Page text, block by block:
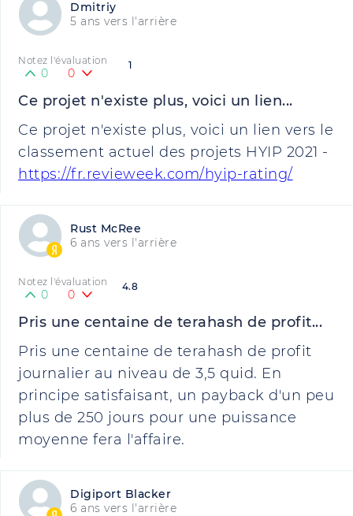
Dmitriy
5 ans vers l'arrière
1
Notez l'évaluation
0 0
Ce projet n'existe plus, voici un lien...
Ce projet n'existe plus, voici un lien vers le
classement actuel des projets HYIP 2021 -
https://fr.revieweek.com/hyip-rating/
Rust McRee
6 ans vers l'arrière
4.8
Notez l'évaluation
0 0
Pris une centaine de terahash de profit...
Pris une centaine de terahash de profit
journalier au niveau de 3,5 quid. En
principe satisfaisant, un payback d'un peu
plus de 250 jours pour une puissance
moyenne fera l'affaire.
Digiport Blacker
6 ans vers l'arrière